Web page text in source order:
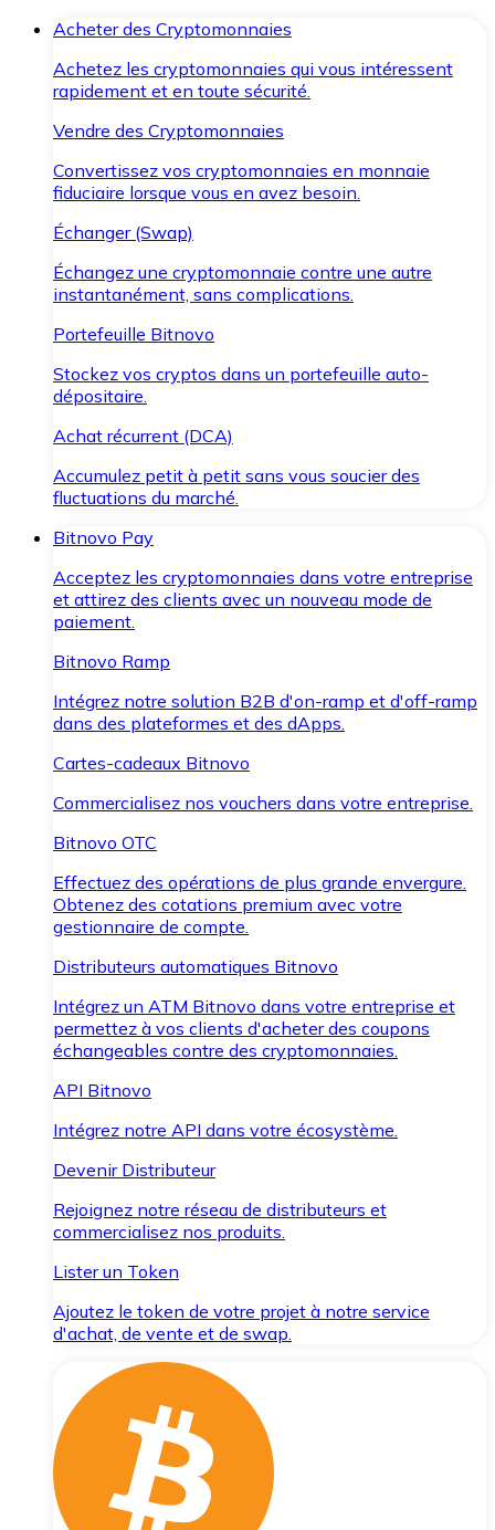
Acheter des Cryptomonnaies
Achetez les cryptomonnaies qui vous intéressent
rapidement et en toute sécurité.
Vendre des Cryptomonnaies
Convertissez vos cryptomonnaies en monnaie
fiduciaire lorsque vous en avez besoin.
Échanger (Swap)
Échangez une cryptomonnaie contre une autre
instantanément, sans complications.
Portefeuille Bitnovo
Stockez vos cryptos dans un portefeuille auto-
dépositaire.
Achat récurrent (DCA)
Accumulez petit à petit sans vous soucier des
fluctuations du marché.
Bitnovo Pay
Acceptez les cryptomonnaies dans votre entreprise
et attirez des clients avec un nouveau mode de
paiement.
Bitnovo Ramp
Intégrez notre solution B2B d'on-ramp et d'off-ramp
dans des plateformes et des dApps.
Cartes-cadeaux Bitnovo
Commercialisez nos vouchers dans votre entreprise.
Bitnovo OTC
Effectuez des opérations de plus grande envergure.
Obtenez des cotations premium avec votre
gestionnaire de compte.
Distributeurs automatiques Bitnovo
Intégrez un ATM Bitnovo dans votre entreprise et
permettez à vos clients d'acheter des coupons
échangeables contre des cryptomonnaies.
API Bitnovo
Intégrez notre API dans votre écosystème.
Devenir Distributeur
Rejoignez notre réseau de distributeurs et
commercialisez nos produits.
Lister un Token
Ajoutez le token de votre projet à notre service
d'achat, de vente et de swap.